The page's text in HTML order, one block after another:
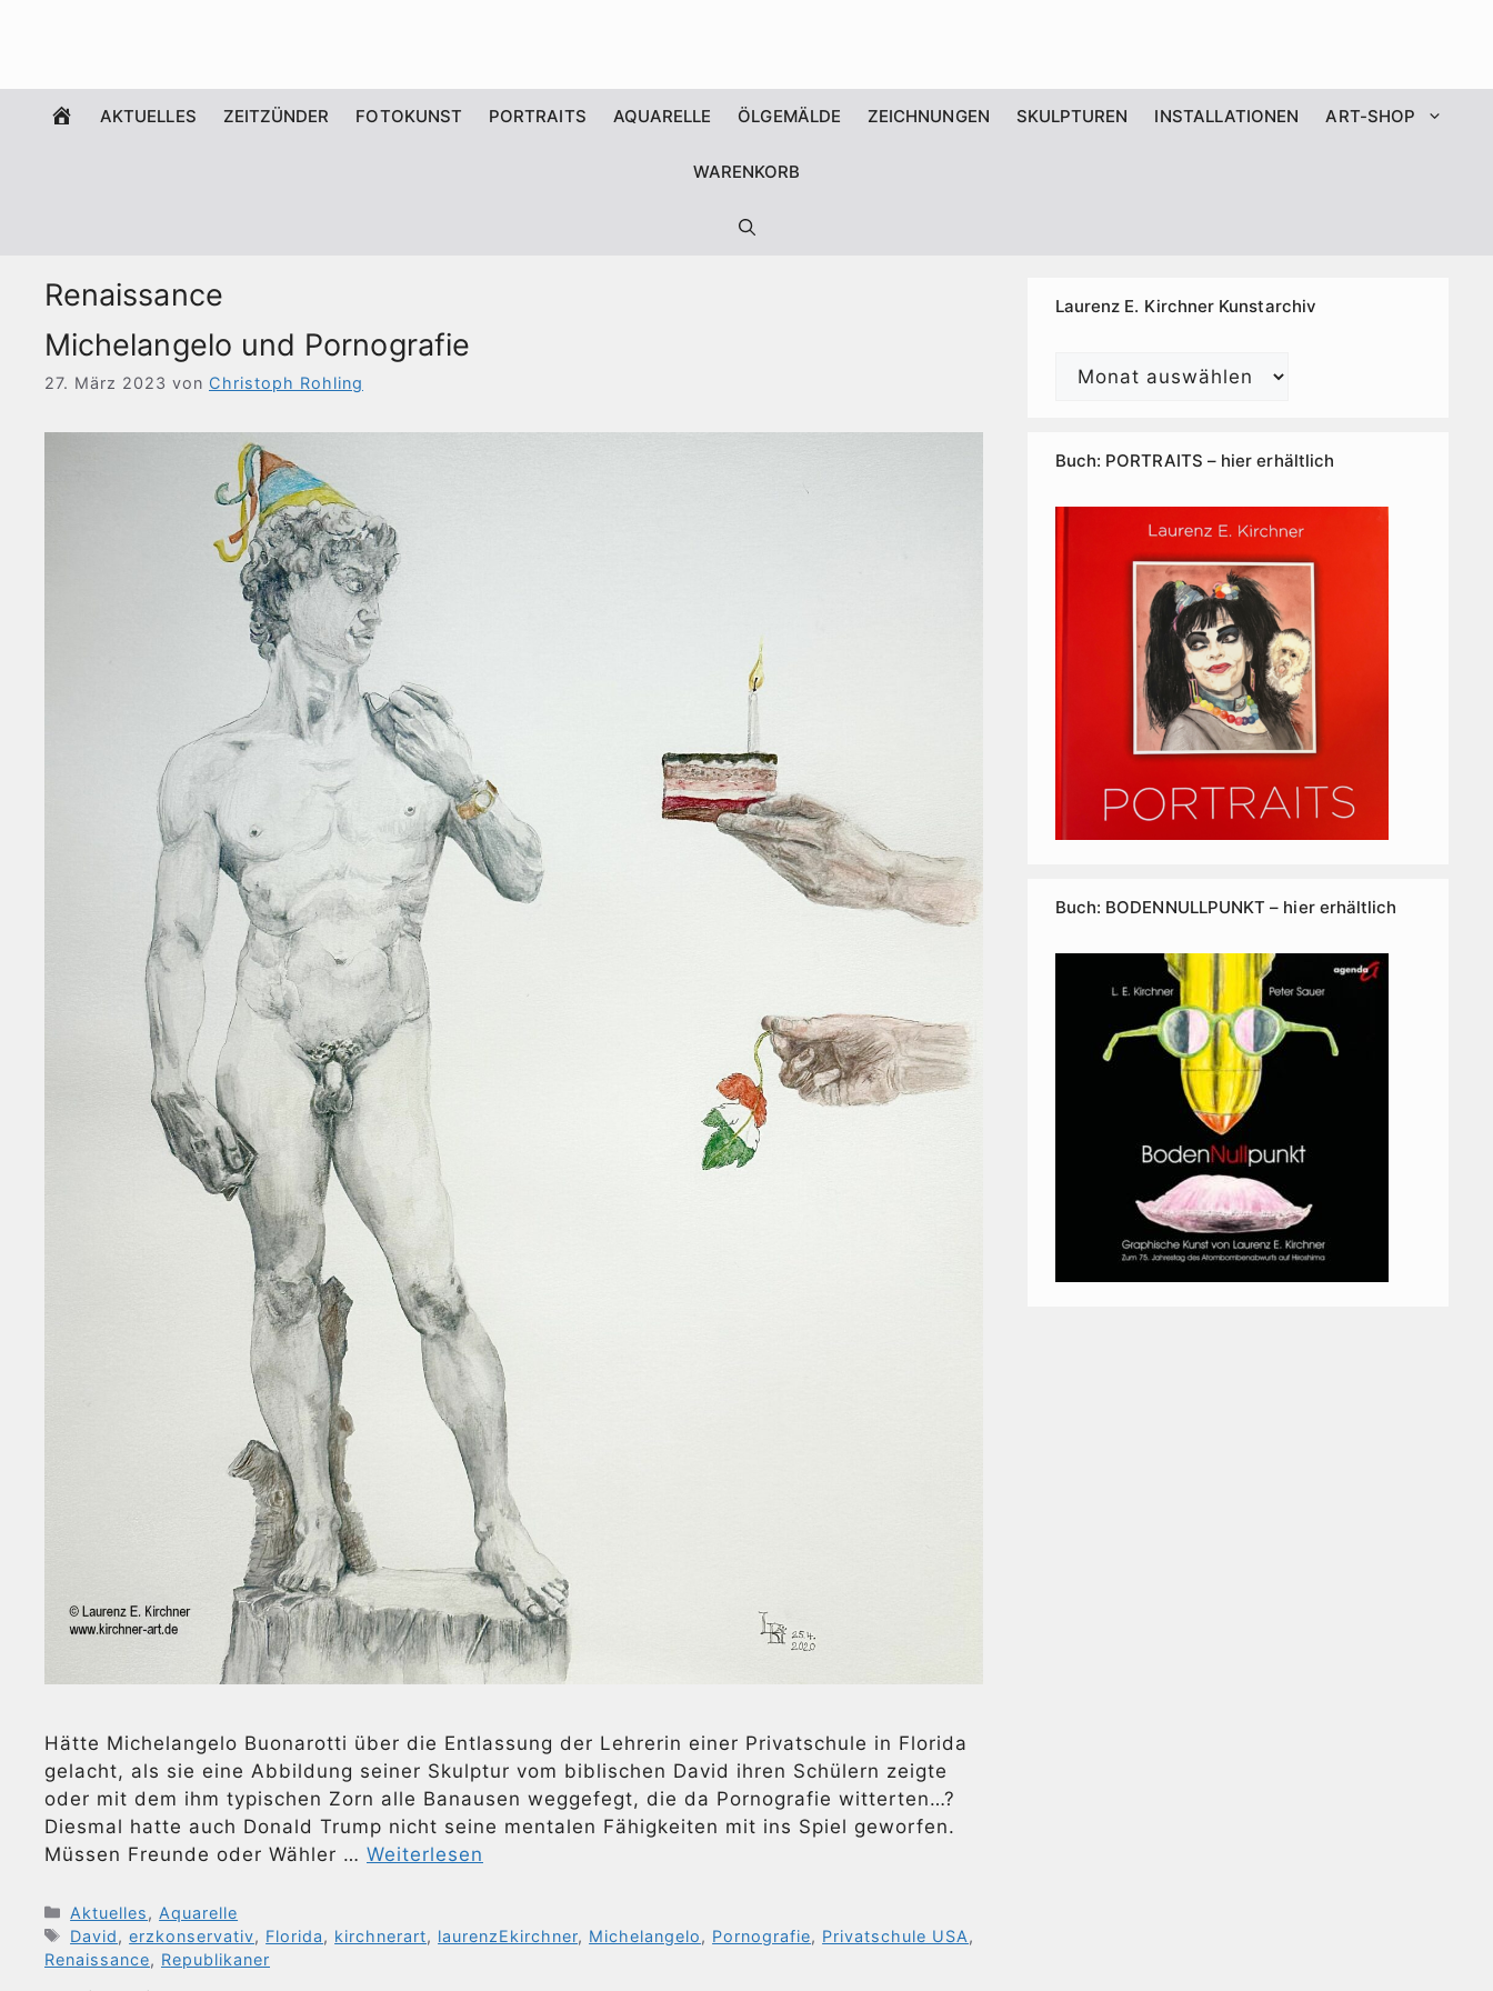
WILLKOMMEN
AKTUELLES ZEITZÜNDER FOTOKUNST PORTRAITS AQUARELLE ÖLGEMÄLDE ZEICHNUNGEN SKULPTUREN INSTALLATIONEN ART-SHOP
WARENKORB
Renaissance
Michelangelo und Pornografie
27. März 2023 von Christoph Rohling
Hätte Michelangelo Buonarotti über die Entlassung der Lehrerin einer Privatschule in Florida
gelacht, als sie eine Abbildung seiner Skulptur vom biblischen David ihren Schülern zeigte
oder mit dem ihm typischen Zorn alle Banausen weggefegt, die da Pornografie witterten…?
Diesmal hatte auch Donald Trump nicht seine mentalen Fähigkeiten mit ins Spiel geworfen.
Müssen Freunde oder Wähler … Weiterlesen
Kategorien
Aktuelles, Aquarelle
Schlagwörter
David,erzkonservativ, Florida, kirchnerart, laurenzEkirchner, Michelangelo, Pornografie, Privatschule USA,
Renaissance, Republikaner
Laurenz E. Kirchner Kunstarchiv
Laurenz
Buch: PORTRAITS – hier erhältlich
Buch: BODENNULLPUNKT – hier erhältlich